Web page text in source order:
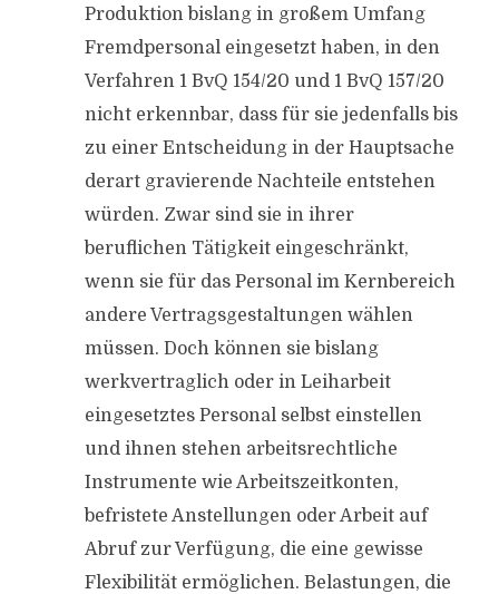
Produktion bislang in großem Umfang
Fremdpersonal eingesetzt haben, in den
Verfahren 1 BvQ 154/20 und 1 BvQ 157/20
nicht erkennbar, dass für sie jedenfalls bis
zu einer Entscheidung in der Hauptsache
derart gravierende Nachteile entstehen
würden. Zwar sind sie in ihrer
beruflichen Tätigkeit eingeschränkt,
wenn sie für das Personal im Kernbereich
andere Vertragsgestaltungen wählen
müssen. Doch können sie bislang
werkvertraglich oder in Leiharbeit
eingesetztes Personal selbst einstellen
und ihnen stehen arbeitsrechtliche
Instrumente wie Arbeitszeitkonten,
befristete Anstellungen oder Arbeit auf
Abruf zur Verfügung, die eine gewisse
Flexibilität ermöglichen. Belastungen, die